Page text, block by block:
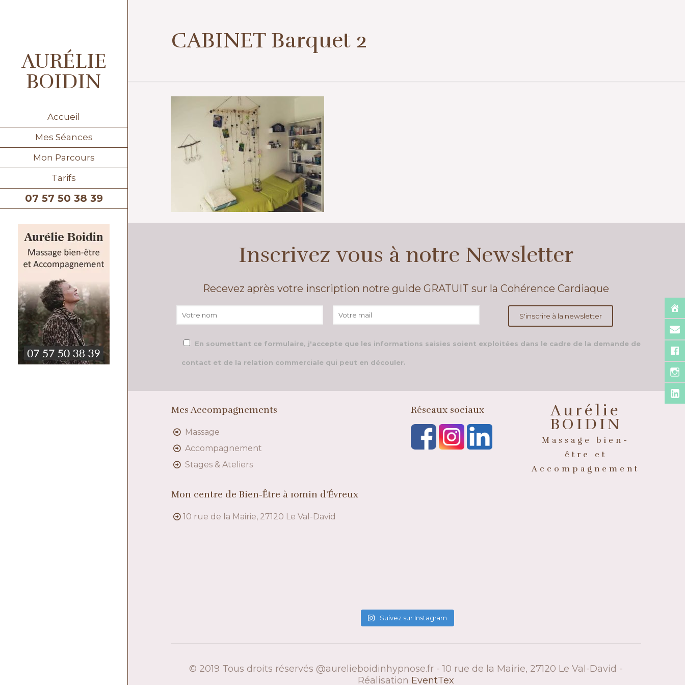
AURÉLIE
BOIDIN
Accueil
Mes Séances
Mon Parcours
Tarifs
07 57 50 38 39
CABINET Barquet 2
Inscrivez vous à notre Newsletter
Recevez après votre inscription notre guide GRATUIT sur la Cohérence Cardiaque
En soumettant ce formulaire, j'accepte que les informations saisies soient exploitées dans le cadre de la demande de
contact et de la relation commerciale qui peut en découler.
Mes Accompagnements
Massage
Accompagnement
Stages & Ateliers
Mon centre de Bien-Être à 10min d’Évreux
10 rue de la Mairie, 27120 Le Val-David
Réseaux sociaux Aurélie
BOIDIN
Massage bien-
être et
Accompagnement
Suivez sur Instagram
© 2019 Tous droits réservés @aurelieboidinhypnose.fr - 10 rue de la Mairie, 27120 Le Val-David -
Réalisation EventTex